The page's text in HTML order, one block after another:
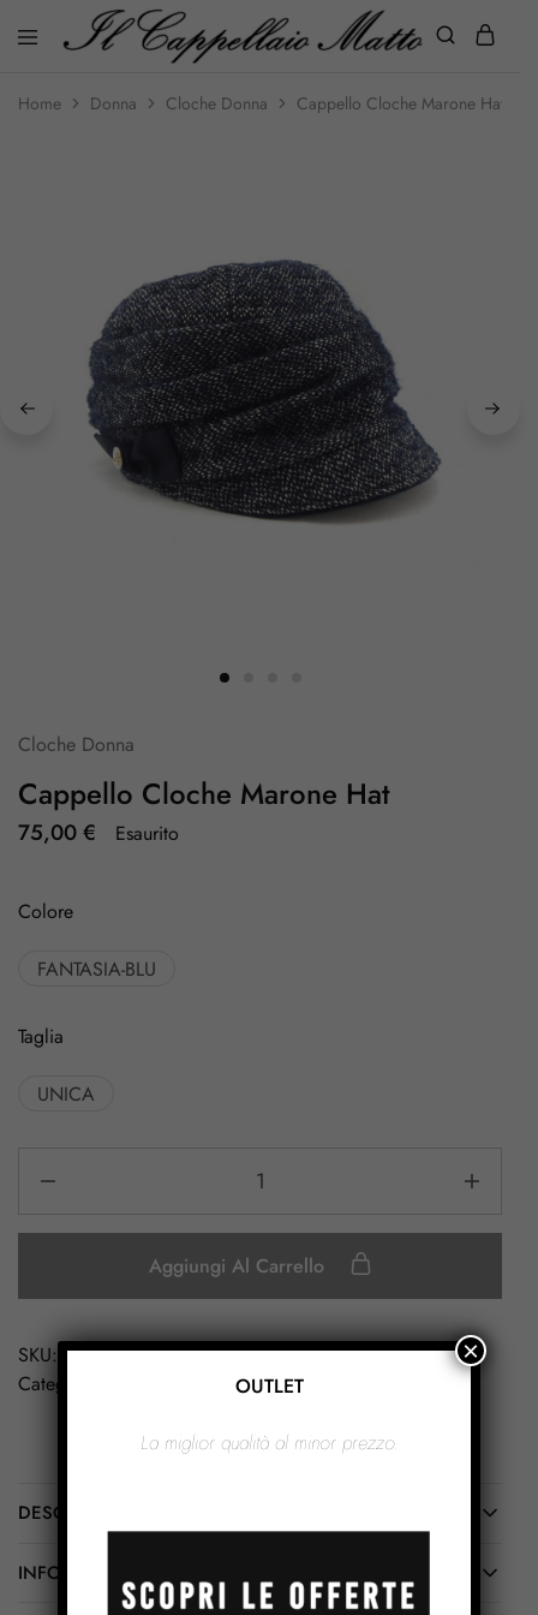
Home Donna Cloche Donna Cappello Cloche Marone Hat
Cloche Donna
Cappello Cloche Marone Hat
75,00€ Esaurito
Colore
FANTASIA-BLU
Taglia
UNICA
Aggiungi Al Carrello
SKU:
DB094
Categoria:
Cloche Donna
DESCRIZIONE
INFORMAZIONI AGGIUNTIVE
OUTLET
La miglior qualità al minor prezzo.
×